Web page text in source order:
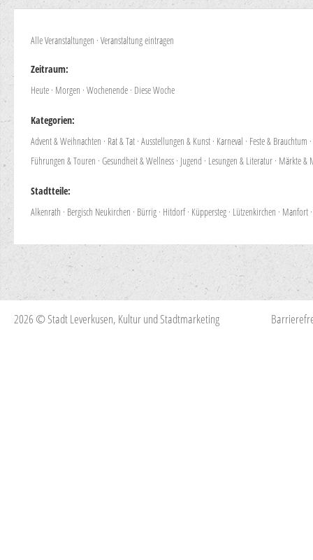
Alle Veranstaltungen · Veranstaltung eintragen
Zeitraum:
Heute · Morgen · Wochenende · Diese Woche
Kategorien:
Advent & Weihnachten · Rat & Tat · Ausstellungen & Kunst · Karneval · Feste & Brauchtum ·
Führungen & Touren · Gesundheit & Wellness · Jugend · Lesungen & Literatur · Märkte &
Stadtteile:
Alkenrath · Bergisch Neukirchen · Bürrig · Hitdorf· Küppersteg · Lützenkirchen · Manfort
2026 © Stadt Leverkusen, Kultur und Stadtmarketing